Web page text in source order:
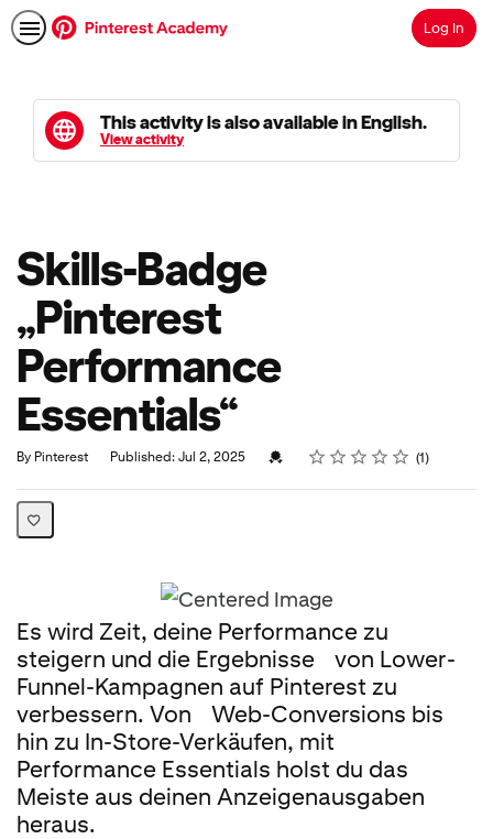
SearchLog In
This activity is also available in English.
View activity
Skills-Badge
„Pinterest
Performance
Essentials“
By Pinterest Published: Jul 2, 2025 Credential For Completion
Rating
1 star
2 stars
3 stars
4 stars
5 stars
Average rating: 5.0 1
1 review
Es wird Zeit, deine Performance zu
steigern und die Ergebnisse von Lower-
Funnel-Kampagnen auf Pinterest zu
verbessern. Von Web-Conversions bis
hin zu In-Store-Verkäufen, mit
Performance Essentials holst du das
Meiste aus deinen Anzeigenausgaben
heraus.